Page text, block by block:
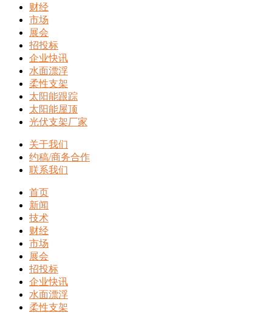
财经
市场
展会
招投标
企业快讯
水面漂浮
柔性支架
太阳能跟踪
太阳能屋顶
光伏支架厂家
关于我们
约稿/商务合作
联系我们
首页
新闻
技术
财经
市场
展会
招投标
企业快讯
水面漂浮
柔性支架